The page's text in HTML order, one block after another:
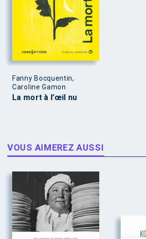
Fanny Bocquentin,
Caroline Gamon
La mort à l’œil nu
VOUS AIMEREZ AUSSI